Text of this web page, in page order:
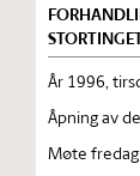
År 1996,
Åpning av
Møte